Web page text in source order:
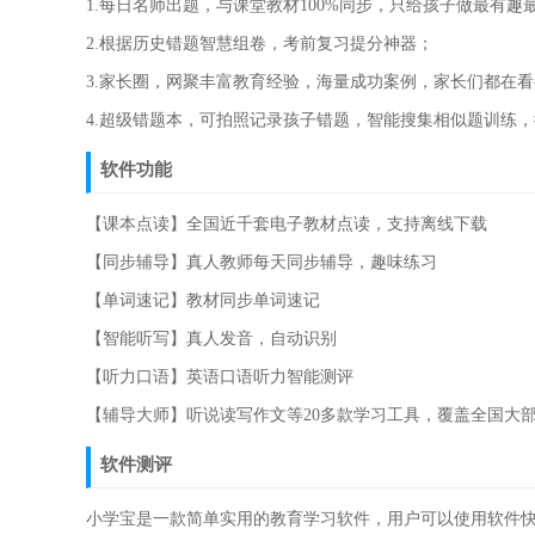
1.每日名师出题，与课堂教材100%同步，只给孩子做最有趣
2.根据历史错题智慧组卷，考前复习提分神器；
3.家长圈，网聚丰富教育经验，海量成功案例，家长们都在
4.超级错题本，可拍照记录孩子错题，智能搜集相似题训练
软件功能
【课本点读】全国近千套电子教材点读，支持离线下载
【同步辅导】真人教师每天同步辅导，趣味练习
【单词速记】教材同步单词速记
【智能听写】真人发音，自动识别
【听力口语】英语口语听力智能测评
【辅导大师】听说读写作文等20多款学习工具，覆盖全国大
软件测评
小学宝是一款简单实用的教育学习软件，用户可以使用软件